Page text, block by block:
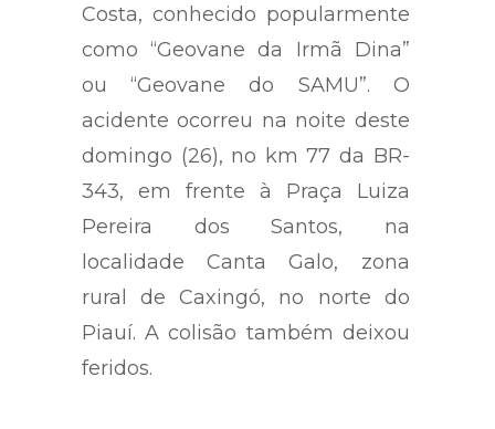
Costa, conhecido popularmente
como “Geovane da Irmã Dina”
ou “Geovane do SAMU”. O
acidente ocorreu na noite deste
domingo (26), no km 77 da BR-
343, em frente à Praça Luiza
Pereira dos Santos, na
localidade Canta Galo, zona
rural de Caxingó, no norte do
Piauí. A colisão também deixou
feridos.